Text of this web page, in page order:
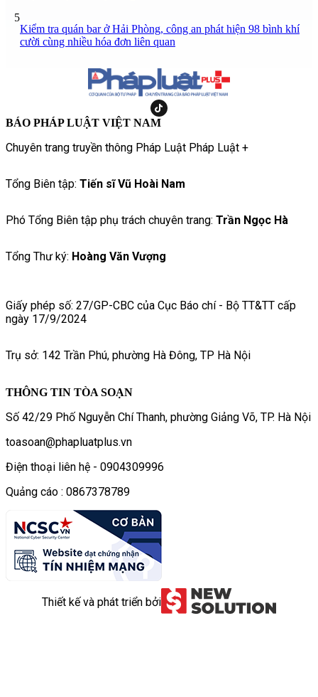
5
Kiểm tra quán bar ở Hải Phòng, công an phát hiện 98 bình khí
cười cùng nhiều hóa đơn liên quan
BÁO PHÁP LUẬT VIỆT NAM
Chuyên trang truyền thông Pháp Luật Pháp Luật +
Tổng Biên tập: Tiến sĩ Vũ Hoài Nam
Phó Tổng Biên tập phụ trách chuyên trang: Trần Ngọc Hà
Tổng Thư ký: Hoàng Văn Vượng
Giấy phép số: 27/GP-CBC của Cục Báo chí - Bộ TT&TT cấp
ngày 17/9/2024
Trụ sở: 142 Trần Phú, phường Hà Đông, TP Hà Nội
THÔNG TIN TÒA SOẠN
Số 42/29 Phố Nguyễn Chí Thanh, phường Giảng Võ, TP. Hà Nội
toasoan@phapluatplus.vn
Điện thoại liên hệ - 0904309996
Quảng cáo : 0867378789
Thiết kế và phát triển bởi